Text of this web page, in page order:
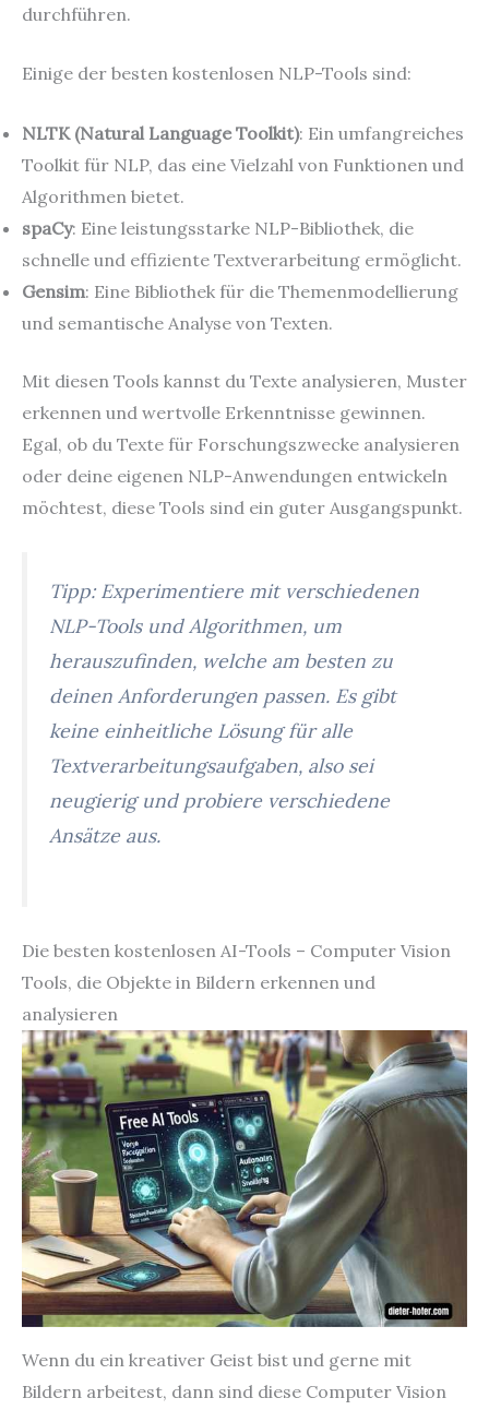
durchführen.
Einige der besten kostenlosen NLP-Tools sind:
NLTK (Natural Language Toolkit): Ein umfangreiches
Toolkit für NLP, das eine Vielzahl von Funktionen und
Algorithmen bietet.
spaCy: Eine leistungsstarke NLP-Bibliothek, die
schnelle und effiziente Textverarbeitung ermöglicht.
Gensim: Eine Bibliothek für die Themenmodellierung
und semantische Analyse von Texten.
Mit diesen Tools kannst du Texte analysieren, Muster
erkennen und wertvolle Erkenntnisse gewinnen.
Egal, ob du Texte für Forschungszwecke analysieren
oder deine eigenen NLP-Anwendungen entwickeln
möchtest, diese Tools sind ein guter Ausgangspunkt.
Tipp: Experimentiere mit verschiedenen
NLP-Tools und Algorithmen, um
herauszufinden, welche am besten zu
deinen Anforderungen passen. Es gibt
keine einheitliche Lösung für alle
Textverarbeitungsaufgaben, also sei
neugierig und probiere verschiedene
Ansätze aus.
Die besten kostenlosen AI-Tools – Computer Vision
Tools, die Objekte in Bildern erkennen und
analysieren
Wenn du ein kreativer Geist bist und gerne mit
Bildern arbeitest, dann sind diese Computer Vision